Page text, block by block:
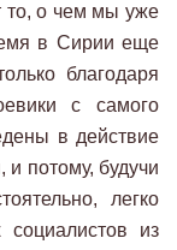
то, о чем мы уже
в Сирии еще
благодаря
с самого
в действие
потому, будучи
легко
из